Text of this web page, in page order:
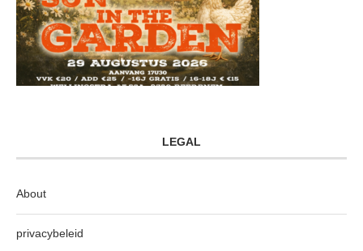
LEGAL
About
privacybeleid